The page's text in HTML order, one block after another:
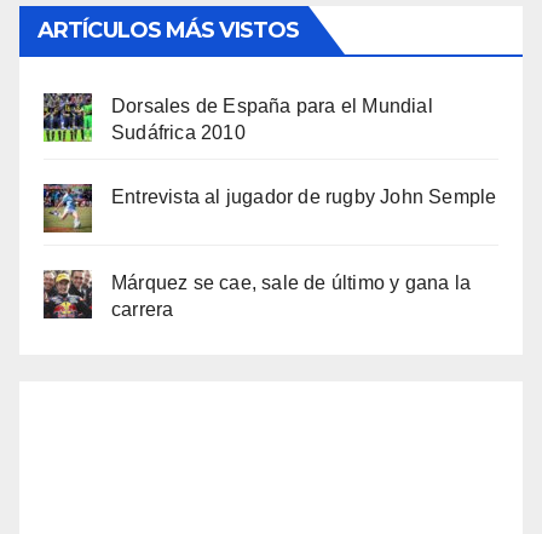
ARTÍCULOS MÁS VISTOS
Dorsales de España para el Mundial
Sudáfrica 2010
Entrevista al jugador de rugby John Semple
Márquez se cae, sale de último y gana la
carrera